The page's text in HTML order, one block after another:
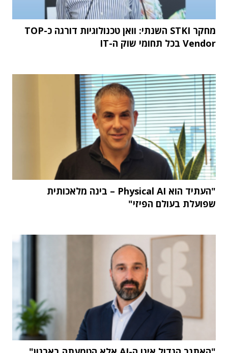
מחקר STKI השנתי: וואן טכנולוגיות דורגה כ-TOP
Vendor בכל תחומי שוק ה-IT
"העתיד הוא Physical AI – בינה מלאכותית
שפועלת בעולם הפיזי"